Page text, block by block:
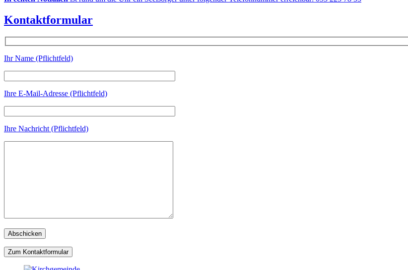
Kontaktformular
Ihr Name (Pflichtfeld)
Ihre E-Mail-Adresse (Pflichtfeld)
Ihre Nachricht (Pflichtfeld)
Zum Kontaktformular